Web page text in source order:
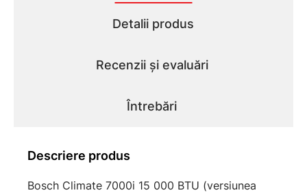
Detalii produs
Recenzii și evaluări
Întrebări
Descriere produs
Bosch Climate 7000i 15 000 BTU (versiunea